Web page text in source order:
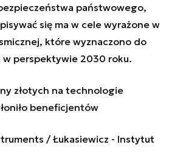
państwowego,
się ma w cele wyrażone w
które wyznaczono do
perspektywie 2030 roku.
złotych na technologie
beneficjentów
/ Łukasiewicz - Instytut